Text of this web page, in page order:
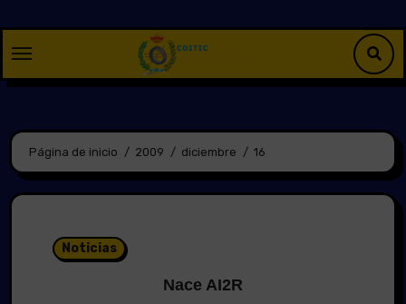
contenido
Página de inicio 2009 diciembre 16
Noticias
Nace AI2R